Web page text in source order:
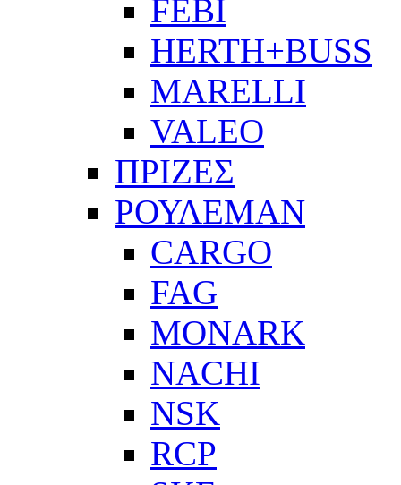
FEBI
HERTH+BUSS
MARELLI
VALEO
ΠΡΙΖΕΣ
ΡΟΥΛΕΜΑΝ
CARGO
FAG
MONARK
NACHI
NSK
RCP